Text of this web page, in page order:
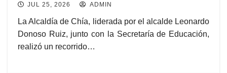
JUL 25, 2026 ADMIN
La Alcaldía de Chía, liderada por el alcalde Leonardo
Donoso Ruiz, junto con la Secretaría de Educación,
realizó un recorrido…